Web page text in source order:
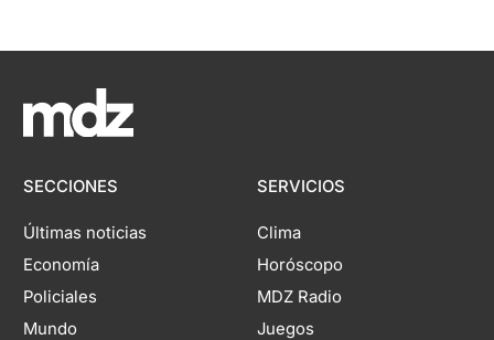
SECCIONES
Últimas noticias
Economía
Policiales
Mundo
SERVICIOS
Clima
Horóscopo
MDZ Radio
Juegos